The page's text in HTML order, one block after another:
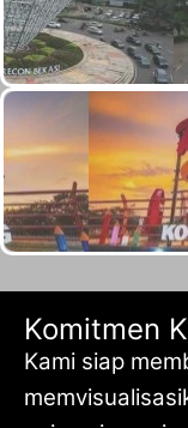
Komitmen
Kami siap